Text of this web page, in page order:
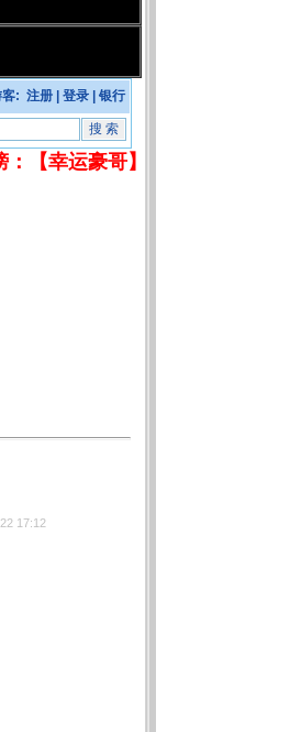
: 注册| 登录| 银行
哥】【源于感恩】【李钟意
17:12